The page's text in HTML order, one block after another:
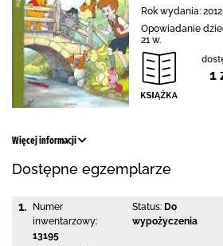
Rok wydania: 2012.
Opowiadanie
21 w.
1
Więcej informacji
Dostępne egzemplarze
1.
Numer
inwentarzowy:
13195
Status: Do
wypożyczenia